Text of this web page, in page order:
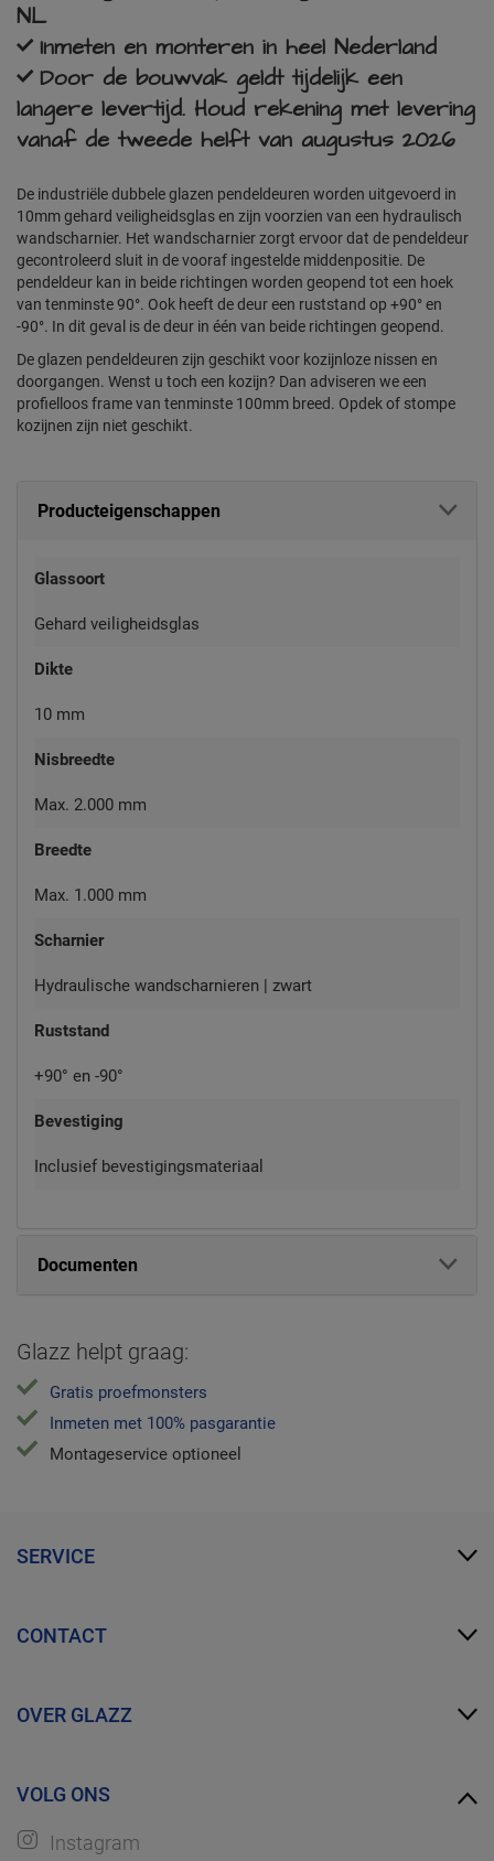
NL
Inmeten en monteren in heel Nederland
Door de bouwvak geldt tijdelijk een
langere levertijd. Houd rekening met levering
vanaf de tweede helft van augustus 2026
De industriële dubbele glazen pendeldeuren worden uitgevoerd in
10mm gehard veiligheidsglas en zijn voorzien van een hydraulisch
wandscharnier. Het wandscharnier zorgt ervoor dat de pendeldeur
gecontroleerd sluit in de vooraf ingestelde middenpositie. De
pendeldeur kan in beide richtingen worden geopend tot een hoek
van tenminste 90°. Ook heeft de deur een ruststand op +90° en
-90°. In dit geval is de deur in één van beide richtingen geopend.
De glazen pendeldeuren zijn geschikt voor kozijnloze nissen en
doorgangen. Wenst u toch een kozijn? Dan adviseren we een
profielloos frame van tenminste 100mm breed. Opdek of stompe
kozijnen zijn niet geschikt.
Producteigenschappen
Glassoort
Gehard veiligheidsglas
Dikte
10 mm
Nisbreedte
Max. 2.000 mm
Breedte
Max. 1.000 mm
Scharnier
Hydraulische wandscharnieren | zwart
Ruststand
+90° en -90°
Bevestiging
Inclusief bevestigingsmateriaal
Documenten
Glazz helpt graag:
Gratis proefmonsters
Inmeten met 100% pasgarantie
Montageservice optioneel
SERVICE
Zakelijk account
Proefmonsters bestellen
CONTACT
WhatsApp
OVER GLAZZ
Ontdek GLAZZ
VOLG ONS
Instagram